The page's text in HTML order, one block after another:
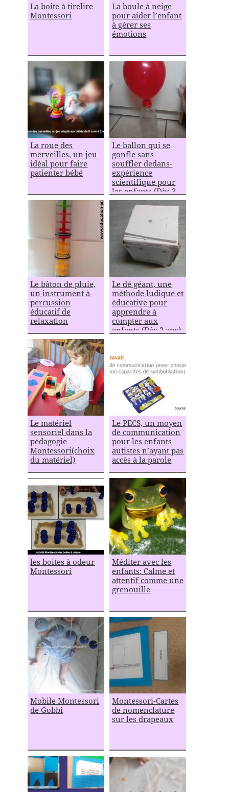
La boite à tirelire
Montessori
La boule à neige
pour aider l’enfant
à gérer ses
émotions
La roue des
merveilles, un jeu
idéal pour faire
patienter bébé
Le ballon qui se
gonfle sans
souffler dedans-
expérience
scientifique pour
les enfants (Dès 3
ans)
Le bâton de pluie,
un instrument à
percussion
éducatif de
relaxation
Le dé géant, une
méthode ludique et
éducative pour
apprendre à
compter aux
enfants (Dès 2 ans)
Le matériel
sensoriel dans la
pédagogie
Montessori(choix
du matériel)
Le PECS, un moyen
de communication
pour les enfants
autistes n’ayant pas
accès à la parole
les boites à odeur
Montessori
Méditer avec les
enfants: Calme et
attentif comme une
grenouille
Mobile Montessori
de Gobbi
Montessori-Cartes
de nomenclature
sur les drapeaux